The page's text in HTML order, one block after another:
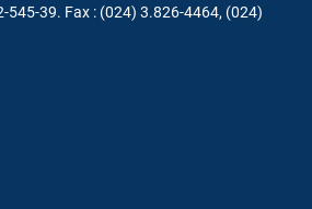
545-39. Fax : (024) 3.826-4464, (024)